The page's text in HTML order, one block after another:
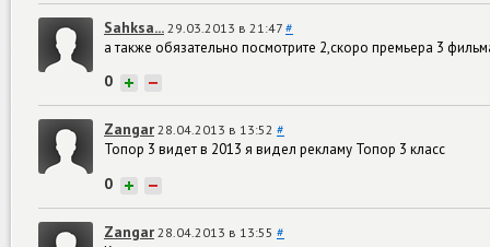
Sahksa... 29.03.2013 в 21:47 #
а также обязательно посмотрите 2,скоро премьера 3
0 + −
Zangar 28.04.2013 в 13:52 #
Топор 3 видет в 2013 я видел рекламу Топор 3 класс
0 + −
Zangar 28.04.2013 в 13:55 #